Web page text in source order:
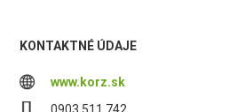
KONTAKTNÉ ÚDAJE
www.korz.sk